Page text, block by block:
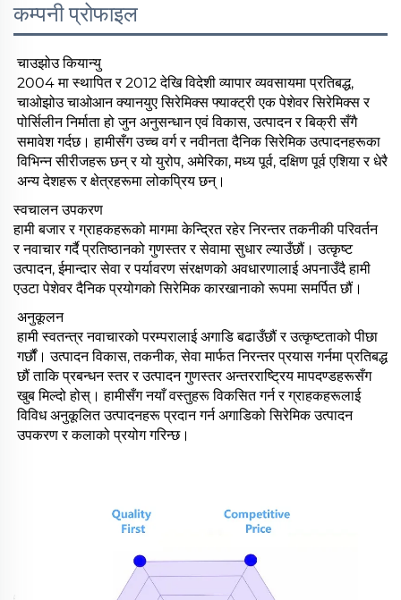
कम्पनी प्रोफाइल
चाउझोउ कियान्यु
2004 मा स्थापित र 2012 देखि विदेशी व्यापार व्यवसायमा प्रतिबद्ध,
चाओझोउ चाओआन क्यानयुए सिरेमिक्स फ्याक्ट्री एक पेशेवर सिरेमिक्स र
पोर्सिलीन निर्माता हो जुन अनुसन्धान एवं विकास, उत्पादन र बिक्री सँगै
समावेश गर्दछ। हामीसँग उच्च वर्ग र नवीनता दैनिक सिरेमिक उत्पादनहरूका
विभिन्न सीरीजहरू छन् र यो युरोप, अमेरिका, मध्य पूर्व, दक्षिण पूर्व एशिया र धेरै
अन्य देशहरू र क्षेत्रहरूमा लोकप्रिय छन्।
स्वचालन उपकरण
हामी बजार र ग्राहकहरूको मागमा केन्द्रित रहेर निरन्तर तकनीकी परिवर्तन
र नवाचार गर्दै प्रतिष्ठानको गुणस्तर र सेवामा सुधार ल्याउँछौं। उत्कृष्ट
उत्पादन, ईमान्दार सेवा र पर्यावरण संरक्षणको अवधारणालाई अपनाउँदै हामी
एउटा पेशेवर दैनिक प्रयोगको सिरेमिक कारखानाको रूपमा समर्पित छौं।
अनुकूलन
हामी स्वतन्त्र नवाचारको परम्परालाई अगाडि बढाउँछौं र उत्कृष्टताको पीछा
गर्छौं। उत्पादन विकास, तकनीक, सेवा मार्फत निरन्तर प्रयास गर्नमा प्रतिबद्ध
छौं ताकि प्रबन्धन स्तर र उत्पादन गुणस्तर अन्तरराष्ट्रिय मापदण्डहरूसँग
खुब मिल्दो होस्। हामीसँग नयाँ वस्तुहरू विकसित गर्न र ग्राहकहरूलाई
विविध अनुकूलित उत्पादनहरू प्रदान गर्न अगाडिको सिरेमिक उत्पादन
उपकरण र कलाको प्रयोग गरिन्छ।